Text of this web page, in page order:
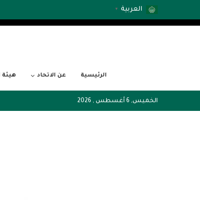
العربية ▼
الرئيسية عن الاتحاد هيئة
الخميس, 6 أغسطس , 2026